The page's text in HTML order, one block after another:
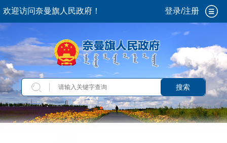
欢迎访问奈曼旗人民政府！ 登录/注册
搜索